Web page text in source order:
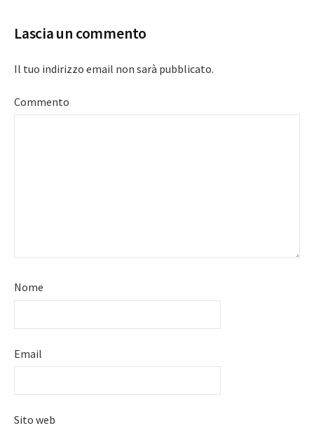
Lascia un commento
Il tuo indirizzo email non sarà pubblicato.
Commento
Nome
Email
Sito web